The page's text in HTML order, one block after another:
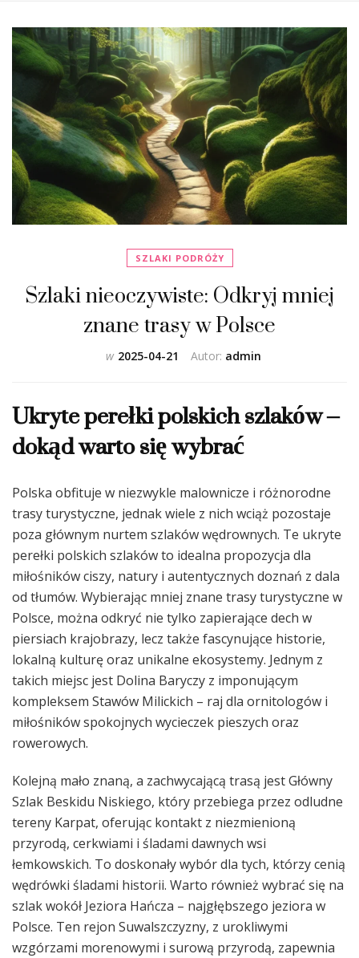
SZLAKI PODRÓŻY
Szlaki nieoczywiste: Odkryj mniej
znane trasy w Polsce
Autor: admin
w 2025-04-21
Ukryte perełki polskich szlaków –
dokąd warto się wybrać
Polska obfituje w niezwykle malownicze i różnorodne
trasy turystyczne, jednak wiele z nich wciąż pozostaje
poza głównym nurtem szlaków wędrownych. Te ukryte
perełki polskich szlaków to idealna propozycja dla
miłośników ciszy, natury i autentycznych doznań z dala
od tłumów. Wybierając mniej znane trasy turystyczne w
Polsce, można odkryć nie tylko zapierające dech w
piersiach krajobrazy, lecz także fascynujące historie,
lokalną kulturę oraz unikalne ekosystemy. Jednym z
takich miejsc jest Dolina Baryczy z imponującym
kompleksem Stawów Milickich – raj dla ornitologów i
miłośników spokojnych wycieczek pieszych oraz
rowerowych.
Kolejną mało znaną, a zachwycającą trasą jest Główny
Szlak Beskidu Niskiego, który przebiega przez odludne
tereny Karpat, oferując kontakt z niezmienioną
przyrodą, cerkwiami i śladami dawnych wsi
łemkowskich. To doskonały wybór dla tych, którzy cenią
wędrówki śladami historii. Warto również wybrać się na
szlak wokół Jeziora Hańcza – najgłębszego jeziora w
Polsce. Ten rejon Suwalszczyzny, z urokliwymi
wzgórzami morenowymi i surową przyrodą, zapewnia